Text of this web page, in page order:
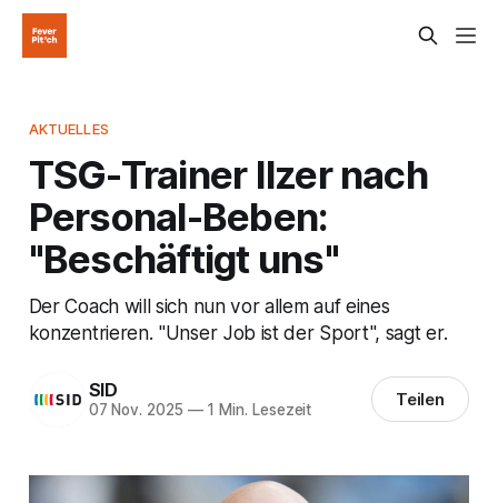
AKTUELLES
TSG-Trainer Ilzer nach
Personal-Beben:
"Beschäftigt uns"
Der Coach will sich nun vor allem auf eines
konzentrieren. "Unser Job ist der Sport", sagt er.
SID
07 Nov. 2025 —1 Min. Lesezeit Teilen